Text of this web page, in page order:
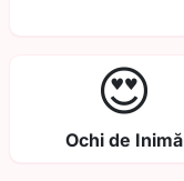
😍
Ochi de Inimă